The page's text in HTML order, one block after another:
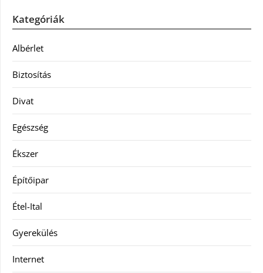
Kategóriák
Albérlet
Biztosítás
Divat
Egészség
Ékszer
Építőipar
Étel-Ital
Gyerekülés
Internet